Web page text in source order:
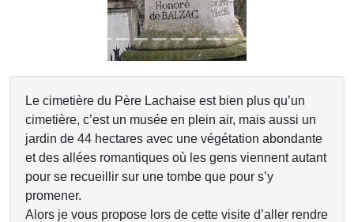
Le cimetière du Père Lachaise est bien plus qu’un
cimetière, c’est un musée en plein air, mais aussi un
jardin de 44 hectares avec une végétation abondante
et des allées romantiques où les gens viennent autant
pour se recueillir sur une tombe que pour s’y
promener.
Alors je vous propose lors de cette visite d’aller rendre